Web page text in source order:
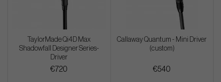
TaylorMade Qi4D Max
Shadowfall Designer Series-
Driver
€720
Callaway Quantum - Mini Driver
(custom)
€540